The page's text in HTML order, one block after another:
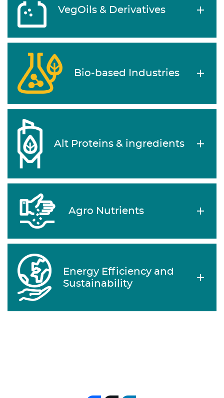
VegOils & Derivatives
Bio-based Industries
Alt Proteins & ingredients
Agro Nutrients
Energy Efficiency and
Sustainability